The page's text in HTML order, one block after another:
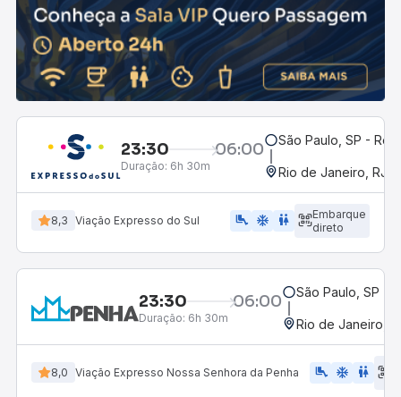
23:30 06:00
Duração: 6h 30m
São Paulo, SP -
Rio de Janeiro, RJ -
8,3 Viação Expresso do Sul airline_seat_legroom_extra ac_unit WC
Embarque
direto
23:30 06:00
Duração: 6h 30m
São Paulo, SP -
Rio de Janeiro,
8,0 Viação Expresso Nossa Senhora da Penha airline_seat_legroom_extra ac_unit WC